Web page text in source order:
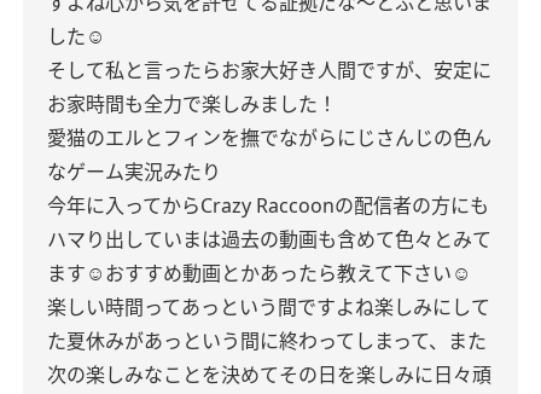
した☺︎
そして私と言ったらお家大好き人間ですが、 安定に
お家時間も全力で楽しみました！
愛猫のエルとフィンを撫でながらにじさんじの色ん
なゲーム実況みたり
今年に入ってからCrazy Raccoonの配信者の方にも
ハマり出していまは過去の動画も含めて色々とみて
ます☺︎おすすめ動画とかあったら教えて下さい☺︎
楽しい時間ってあっという間ですよね楽しみにして
た夏休みがあっという間に終わってしまって、また
次の楽しみなことを決めてその日を楽しみに日々頑